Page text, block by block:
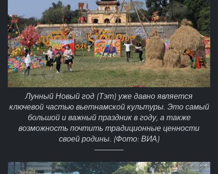
Лунный Новый год (Тэт) уже давно является
ключевой частью вьетнамской культуры. Это самый
большой и важный праздник в году, а также
возможность почтить традиционные ценности
своей родины. (Фото: ВИА)